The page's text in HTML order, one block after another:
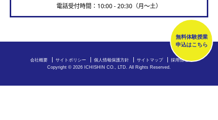
無料体験授業
申込はこちら
電話受付時間：10:00 - 20:30（月～土）
会社概要 サイトポリシー 個人情報保護方針 サイトマップ
採用情報
Copyright © 2026 ICHISHIN CO., LTD. All Rights Reserved.